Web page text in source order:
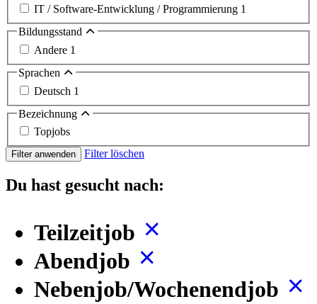
IT / Software-Entwicklung / Programmierung 1
Bildungsstand
Andere 1
Sprachen
Deutsch 1
Bezeichnung
Topjobs
Filter anwenden Filter löschen
Du hast gesucht nach:
Teilzeitjob
Abendjob
Nebenjob/Wochenendjob